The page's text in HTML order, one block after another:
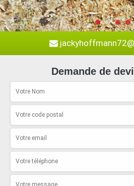
Demande de